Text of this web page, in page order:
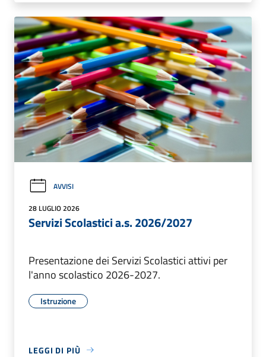
AVVISI
28 LUGLIO 2026
Servizi Scolastici a.s. 2026/2027
Presentazione dei Servizi Scolastici attivi per
l'anno scolastico 2026-2027.
Istruzione
LEGGI DI PIÙ